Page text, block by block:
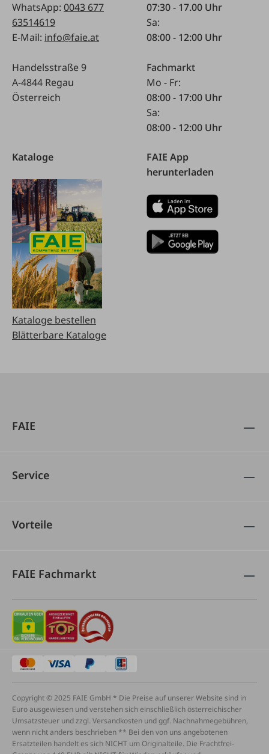
WhatsApp: 0043 677
63514619
E-Mail: info@faie.at
Handelsstraße 9
A-4844 Regau
Österreich
07:30 - 17.00 Uhr
Sa:
08:00 - 12:00 Uhr
Fachmarkt
Mo - Fr:
08:00 - 17:00 Uhr
Sa:
08:00 - 12:00 Uhr
Kataloge
Kataloge bestellen
Blätterbare Kataloge
FAIE App
herunterladen
FAIE
Service
Vorteile
FAIE Fachmarkt
Copyright © 2025 FAIE GmbH * Die Preise auf unserer Website sind in
Euro ausgewiesen und verstehen sich einschließlich österreichischer
Umsatzsteuer und zzgl. Versandkosten und ggf. Nachnahmegebühren,
wenn nicht anders beschrieben ** Bei den von uns angebotenen
Ersatzteilen handelt es sich NICHT um Originalteile. Die Frachtfrei-